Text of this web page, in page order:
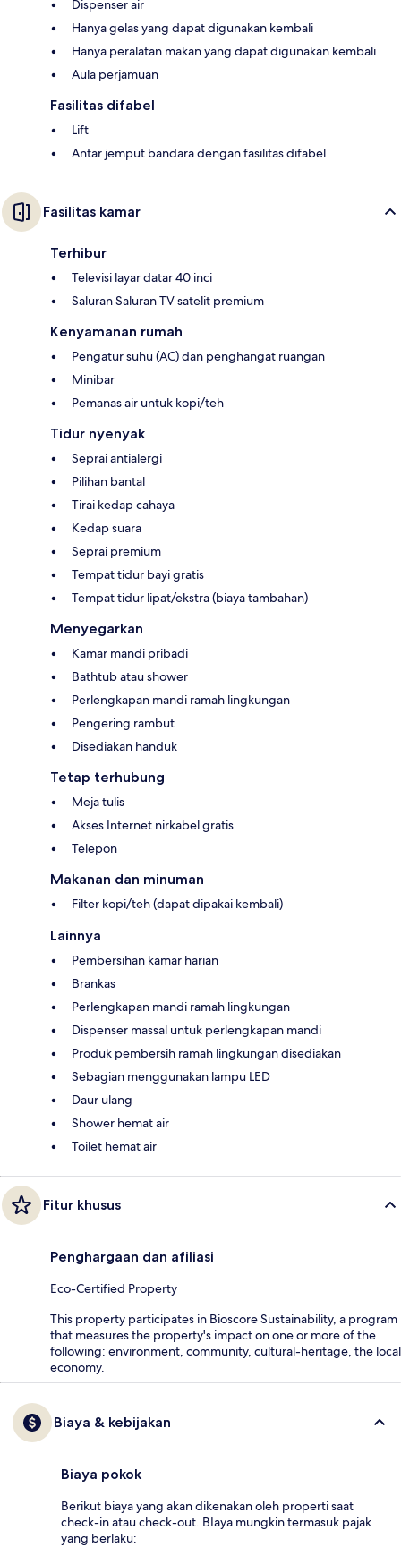
Dispenser air
Hanya gelas yang dapat digunakan kembali
Hanya peralatan makan yang dapat digunakan kembali
Aula perjamuan
Fasilitas difabel
Lift
Antar jemput bandara dengan fasilitas difabel
Fasilitas kamar
Terhibur
Televisi layar datar 40 inci
Saluran Saluran TV satelit premium
Kenyamanan rumah
Pengatur suhu (AC) dan penghangat ruangan
Minibar
Pemanas air untuk kopi/teh
Tidur nyenyak
Seprai antialergi
Pilihan bantal
Tirai kedap cahaya
Kedap suara
Seprai premium
Tempat tidur bayi gratis
Tempat tidur lipat/ekstra (biaya tambahan)
Menyegarkan
Kamar mandi pribadi
Bathtub atau shower
Perlengkapan mandi ramah lingkungan
Pengering rambut
Disediakan handuk
Tetap terhubung
Meja tulis
Akses Internet nirkabel gratis
Telepon
Makanan dan minuman
Filter kopi/teh (dapat dipakai kembali)
Lainnya
Pembersihan kamar harian
Brankas
Perlengkapan mandi ramah lingkungan
Dispenser massal untuk perlengkapan mandi
Produk pembersih ramah lingkungan disediakan
Sebagian menggunakan lampu LED
Daur ulang
Shower hemat air
Toilet hemat air
Fitur khusus
Penghargaan dan afiliasi
Eco-Certified Property
This property participates in Bioscore Sustainability, a program
that measures the property's impact on one or more of the
following: environment, community, cultural-heritage, the local
economy.
Biaya & kebijakan
Biaya pokok
Berikut biaya yang akan dikenakan oleh properti saat
check-in atau check-out. BIaya mungkin termasuk pajak
yang berlaku: